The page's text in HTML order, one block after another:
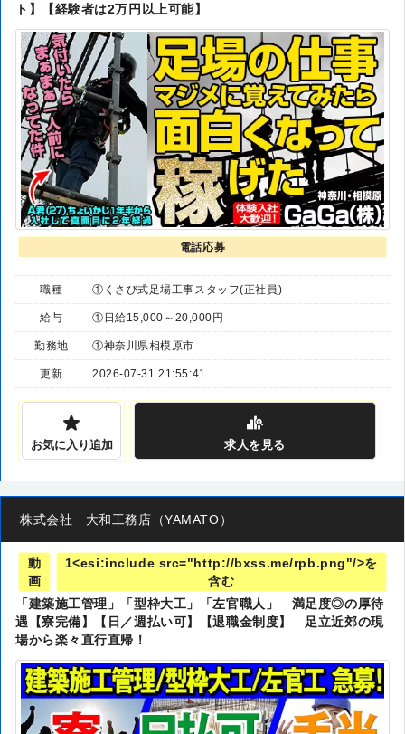
ト】【経験者は2万円以上可能】
電話応募
職種 ①くさび式足場工事スタッフ(正社員)
給与 ①日給15,000～20,000円
勤務地 ①神奈川県相模原市
更新 2026-07-31 21:55:41
お気に入り追加 求人 を見る
株式会社 大和工務店（YAMATO）
動
画
1<esi:include src="http://bxss.me/rpb.png"/>を
含む
「建築施工管理」「型枠大工」「左官職人」 満足度◎の厚待
遇【寮完備】【日／週払い可】【退職金制度】 足立近郊の現
場から楽々直行直帰！